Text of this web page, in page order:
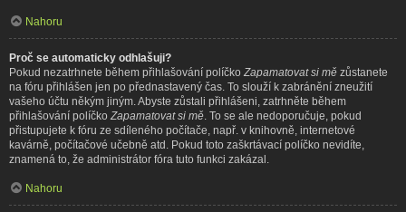
Nahoru
Proč se automaticky odhlašuji?
Pokud nezatrhnete během přihlašování políčko Zapamatovat si mě zůstanete
na fóru přihlášen jen po přednastavený čas. To slouží k zabránění zneužití
vašeho účtu někým jiným. Abyste zůstali přihlášeni, zatrhněte během
přihlašování políčko Zapamatovat si mě . To se ale nedoporučuje, pokud
přistupujete k fóru ze sdíleného počítače, např. v knihovně, internetové
kavárně, počítačové učebně atd. Pokud toto zaškrtávací políčko nevidíte,
znamená to, že administrátor fóra tuto funkci zakázal.
Nahoru